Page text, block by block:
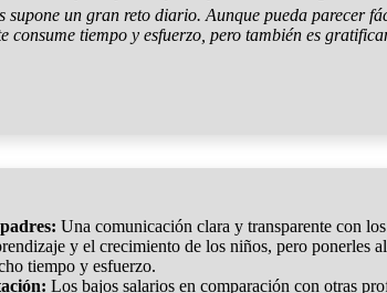
supone un gran reto diario. Aunque pueda parecer
consume tiempo y esfuerzo, pero también es
Una comunicación clara y transparente con los
y el crecimiento de los niños, pero ponerles
tiempo y esfuerzo.
Los bajos salarios en comparación con otras